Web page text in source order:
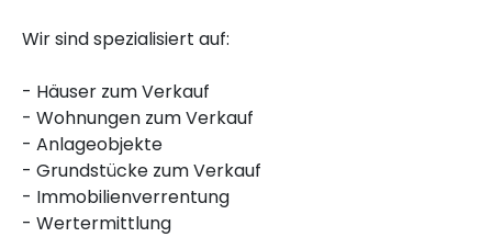
Wir sind spezialisiert auf:
- Häuser zum Verkauf
- Wohnungen zum Verkauf
- Anlageobjekte
- Grundstücke zum Verkauf
- Immobilienverrentung
- Wertermittlung